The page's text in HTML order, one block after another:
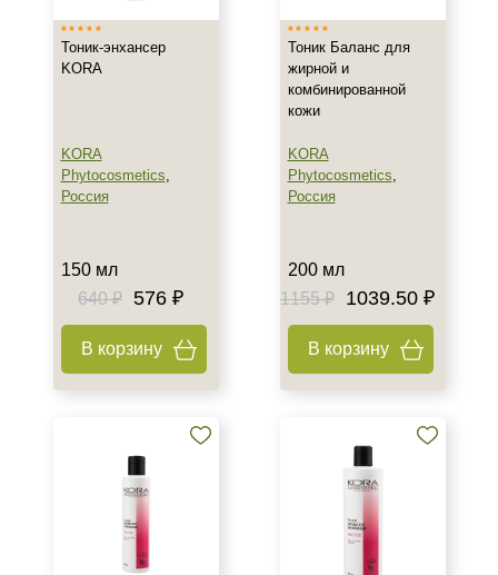
Активатор
Тоник
Домашняя
Все типы кожи
Жирная
Показать еще
Возраст
Любой возраст (от 18 лет)
Восстановление
Матирование
Тоник-энхансер
KORA
KORA
Phytocosmetics,
Россия
150 мл
640 ₽ 576 ₽
В корзину
Тоник Баланс для
жирной и
комбинированной
кожи
KORA
Phytocosmetics,
Россия
200 мл
1155 ₽
1039.50 ₽
В корзину